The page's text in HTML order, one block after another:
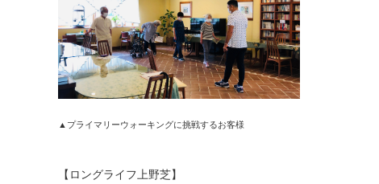
▲プライマリーウォーキングに挑戦するお客様
【ロングライフ上野芝】